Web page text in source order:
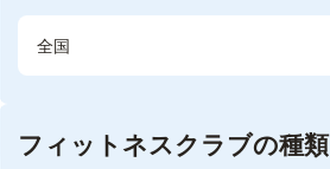
全国
フィットネスクラブの種類